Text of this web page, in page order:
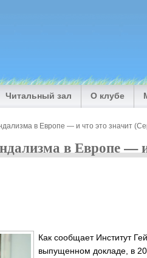
Читальный зал О клубе
в Европе — и что это значит
в Европе —
Как сообщает Институт
выпущенном докладе, в